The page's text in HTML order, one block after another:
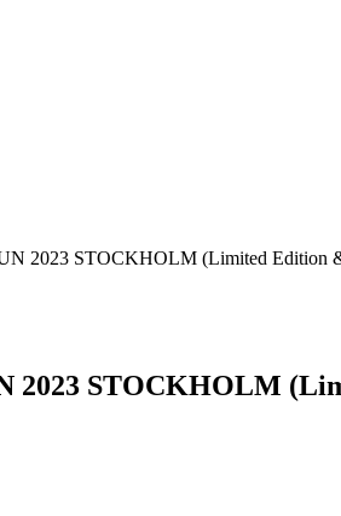
2023 STOCKHOLM (Limited Edition
2023 STOCKHOLM